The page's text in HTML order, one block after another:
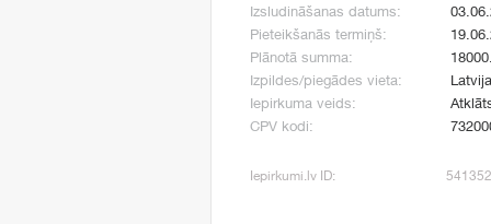
Izsludināšanas datums:
Pieteikšanās termiņš:
Plānotā summa:
Izpildes/piegādes vieta:
Iepirkuma veids:
CPV kodi:
Iepirkumi.lv ID: